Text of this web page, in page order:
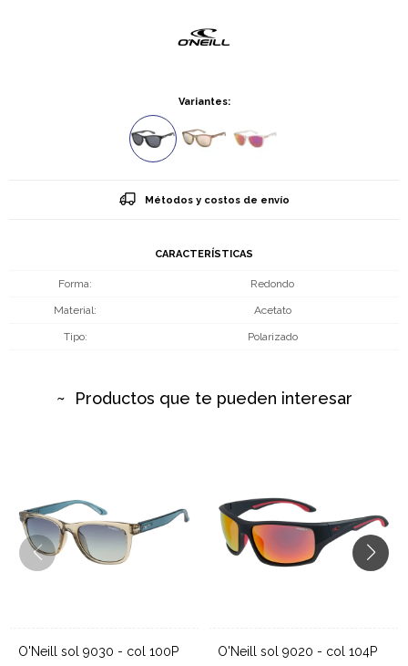
Variantes:
Métodos y costos de envío
CARACTERÍSTICAS
Forma Redondo
Material Acetato
Tipo Polarizado
Productos que te pueden interesar
O'Neill sol 9030 - col 100P
O'Neill sol 9020 - col 104P